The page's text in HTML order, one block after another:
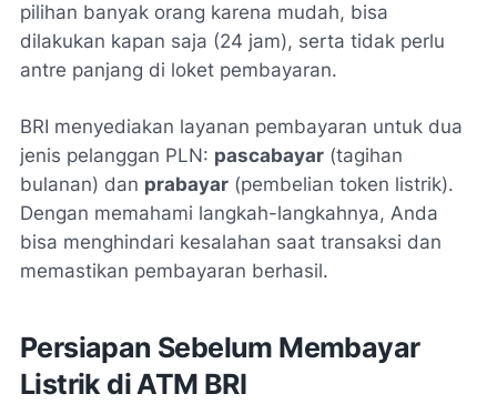
pilihan banyak orang karena mudah, bisa
dilakukan kapan saja (24 jam), serta tidak perlu
antre panjang di loket pembayaran.
BRI menyediakan layanan pembayaran untuk dua
jenis pelanggan PLN: pascabayar (tagihan
bulanan) dan prabayar (pembelian token listrik).
Dengan memahami langkah-langkahnya, Anda
bisa menghindari kesalahan saat transaksi dan
memastikan pembayaran berhasil.
Persiapan Sebelum Membayar
Listrik di ATM BRI